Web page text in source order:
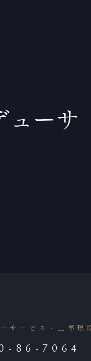
ューサ
サービス・工事現
86-7064